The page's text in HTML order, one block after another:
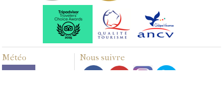
Météo Nous suivre